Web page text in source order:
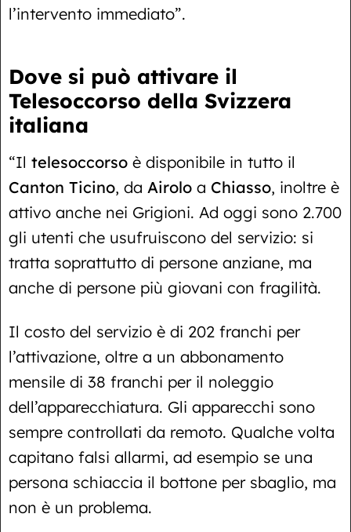
l’intervento immediato”.
Dove si può attivare il
Telesoccorso della Svizzera
italiana
“Il telesoccorso è disponibile in tutto il
Canton Ticino, da Airolo a Chiasso, inoltre è
attivo anche nei Grigioni. Ad oggi sono 2.700
gli utenti che usufruiscono del servizio: si
tratta soprattutto di persone anziane, ma
anche di persone più giovani con fragilità.
Il costo del servizio è di 202 franchi per
l’attivazione, oltre a un abbonamento
mensile di 38 franchi per il noleggio
dell’apparecchiatura. Gli apparecchi sono
sempre controllati da remoto. Qualche volta
capitano falsi allarmi, ad esempio se una
persona schiaccia il bottone per sbaglio, ma
non è un problema.